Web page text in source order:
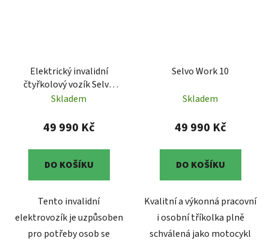
Elektrický invalidní
čtyřkolový vozík Selvo
4810 s olověnými
Skladem
49 990 Kč
DO KOŠÍKU
Tento invalidní
elektrovozík je uzpůsoben
pro potřeby osob se
Selvo Work 10
Skladem
49 990 Kč
DO KOŠÍKU
Kvalitní a výkonná pracovní
i osobní tříkolka plně
schválená jako motocykl